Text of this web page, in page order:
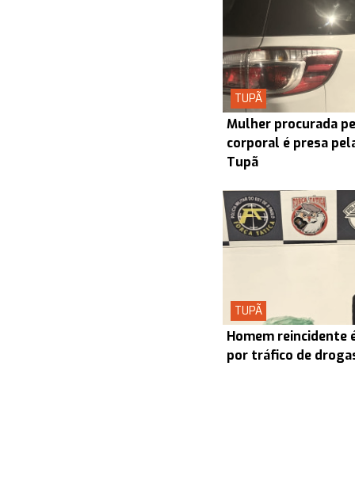
TUPÃ
Mulher procurada
corporal é presa
Tupã
TUPÃ
Homem reincidente
por tráfico de